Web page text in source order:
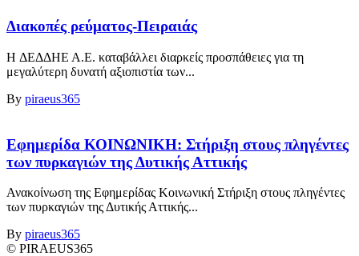
Διακοπές ρεύματος-Πειραιάς
H ΔΕΔΔΗΕ Α.Ε. καταβάλλει διαρκείς προσπάθειες για τη
μεγαλύτερη δυνατή αξιοπιστία των...
By piraeus365
Εφημερίδα ΚΟΙΝΩΝΙΚΗ: Στήριξη στους πληγέντες
των πυρκαγιών της Δυτικής Αττικής
Ανακοίνωση της Εφημερίδας Κοινωνική Στήριξη στους πληγέντες
των πυρκαγιών της Δυτικής Αττικής...
By piraeus365
© PIRAEUS365